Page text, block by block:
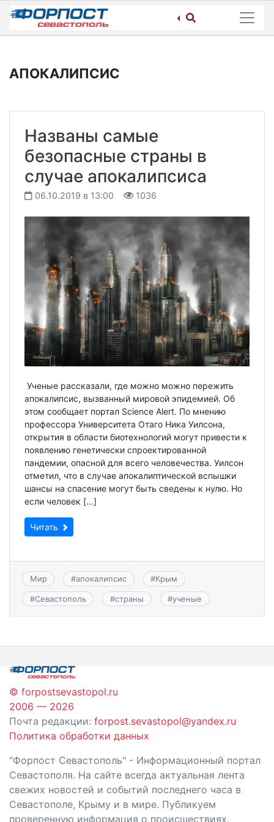
Skip
content
АПОКАЛИПСИС
Названы самые
безопасные страны в
случае апокалипсиса
06.10.2019 в 13:00 1036
Ученые рассказали, где можно можно пережить
апокалипсис, вызванный мировой эпидемией. Об
этом сообщает портал Science Alert. По мнению
профессора Университета Отаго Ника Уилсона,
открытия в области биотехнологий могут привести к
появлению генетически спроектированной
пандемии, опасной для всего человечества. Уилсон
отметил, что в случае апокалиптической вспышки
шансы на спасение могут быть сведены к нулю. Но
если человек […]
Читать
Мир #апокалипсис #Крым
#Севастополь #страны #ученые
© forpostsevastopol.ru
2006 — 2026
Почта редакции: forpost.sevastopol@yandex.ru
Политика обработки данных
"Форпост Севастополь" - Информационный портал
Севастополя. На сайте всегда актуальная лента
свежих новостей и событий последнего часа в
Севастополе, Крыму и в мире. Публикуем
проверенную информация о происшествиях,